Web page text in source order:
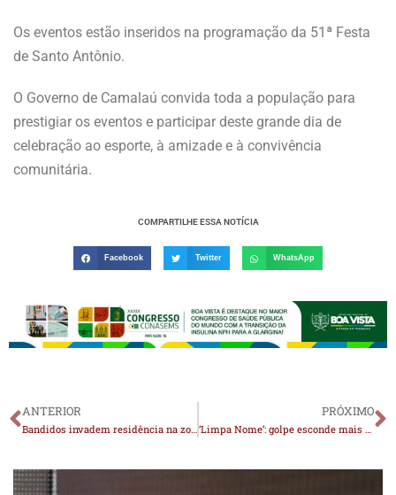
Os eventos estão inseridos na programação da 51ª Festa
de Santo Antônio.
O Governo de Camalaú convida toda a população para
prestigiar os eventos e participar deste grande dia de
celebração ao esporte, à amizade e à convivência
comunitária.
COMPARTILHE ESSA NOTÍCIA
Facebook Twitter WhatsApp
ANTERIOR
Bandidos invadem residência na zona rural de São João do Cariri e furtam equipamentos
PRÓXIMO
‘Limpa Nome’: golpe esconde mais de R$ 66 milhões em dívidas na Paraíba